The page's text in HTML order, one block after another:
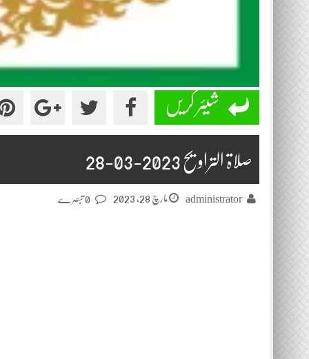
شیئر کریں
صلاۃ التراویح 2023-03-28
administrator مارچ 28, 2023